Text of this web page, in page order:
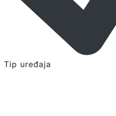
Tip uređaja